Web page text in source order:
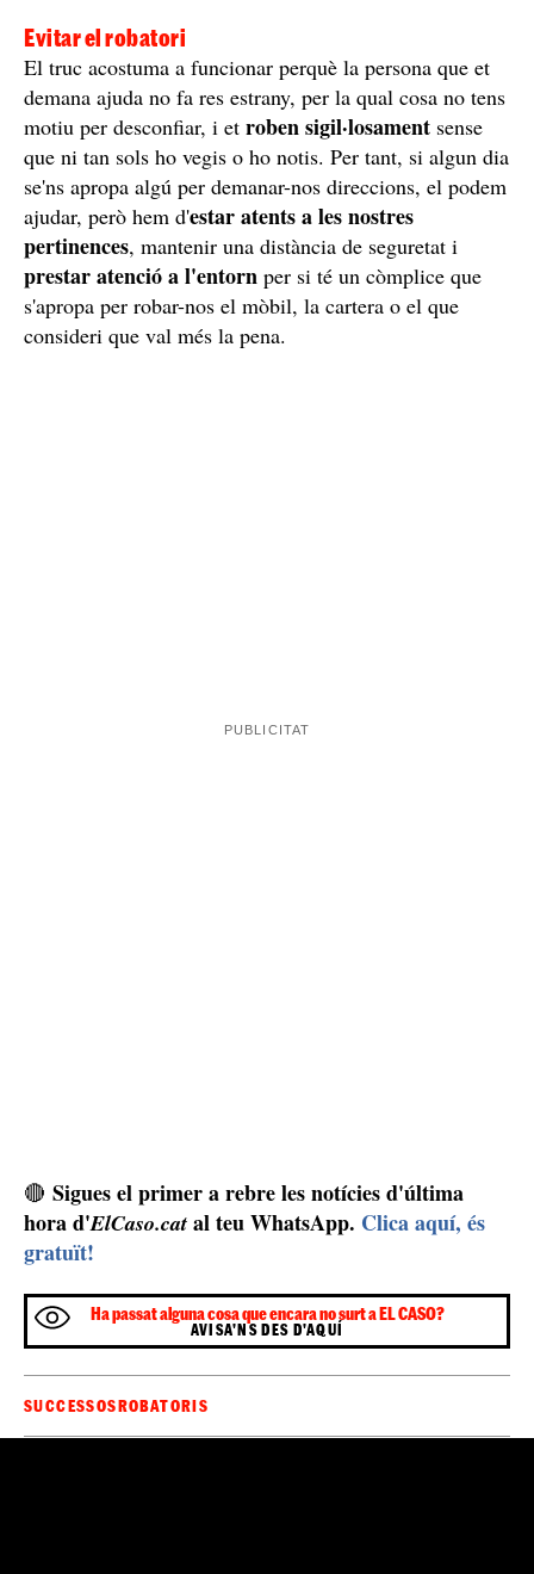
Evitar el robatori
El truc acostuma a funcionar perquè la persona que et
demana ajuda no fa res estrany, per la qual cosa no tens
motiu per desconfiar, i et roben sigil·losament sense
que ni tan sols ho vegis o ho notis. Per tant, si algun dia
se'ns apropa algú per demanar-nos direccions, el podem
ajudar, però hem d'estar atents a les nostres
pertinences, mantenir una distància de seguretat i
prestar atenció a l'entorn per si té un còmplice que
s'apropa per robar-nos el mòbil, la cartera o el que
consideri que val més la pena.
🔴 Sigues el primer a rebre les notícies d'última
hora d'ElCaso.cat al teu WhatsApp. Clica aquí, és
gratuït!
Ha passat alguna cosa que encara no surt a EL CASO?
AVISA'NS DES D'AQUÍ
SUCCESSOSROBATORIS